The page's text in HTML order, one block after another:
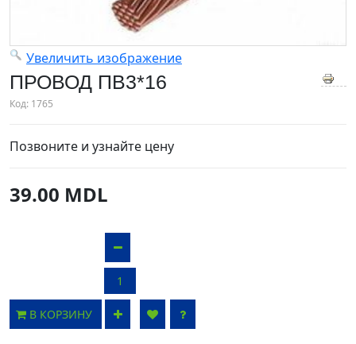
Увеличить изображение
ПРОВОД ПВ3*16
Код: 1765
Позвоните и узнайте цену
39.00 MDL
В КОРЗИНУ